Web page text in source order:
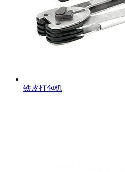
铁皮打包机